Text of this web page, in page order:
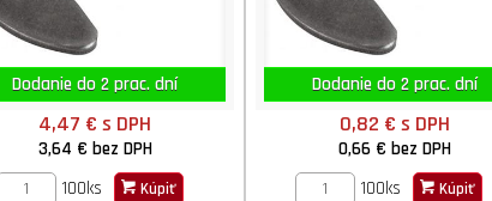
Dodanie do 2 prac. dní
4,47 €s DPH
3,64 € bez DPH
100ks
Kúpiť
Dodanie do 2 prac. dní
0,82 € s DPH
0,66 € bez DPH
100ks
Kúpiť